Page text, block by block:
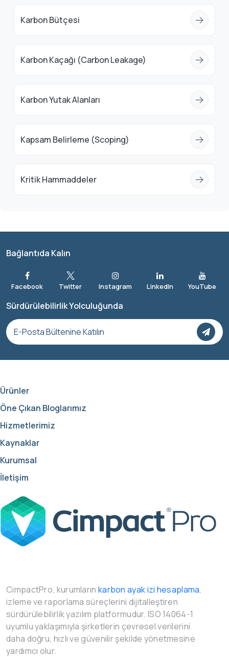
Karbon Bütçesi
Karbon Kaçağı (Carbon Leakage)
Karbon Yutak Alanları
Kapsam Belirleme (Scoping)
Kritik Hammaddeler
Bağlantıda Kalın
Sürdürülebilirlik Yolculuğunda
Ürünler
Öne Çıkan Bloglarımız
Hizmetlerimiz
Kaynaklar
Kurumsal
İletişim
CimpactPro, kurumların karbon ayak izi hesaplama,
izleme ve raporlama süreçlerini dijitalleştiren
sürdürülebilirlik yazılım platformudur. ISO 14064-1
uyumlu yaklaşımıyla şirketlerin çevresel verilerini
daha doğru, hızlı ve güvenilir şekilde yönetmesine
yardımcı olur.